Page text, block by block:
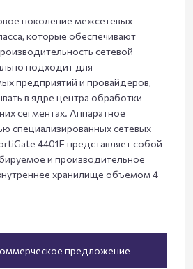
поколение межсетевых
которые обеспечивают
сетевой
подходит для
предприятий и провайдеров,
в ядре центра обработки
сегментах. Аппаратное
специализированных сетевых
4401F представляет собой
и производительное
хранилище объемом 4
предложение